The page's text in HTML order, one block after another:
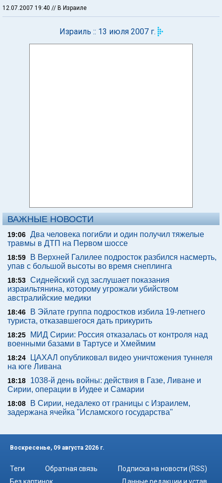
12.07.2007 19:40 // В Израиле
Израиль :: 13 июля 2007 г.
ВАЖНЫЕ НОВОСТИ
19:06 Два человека погибли и один получил тяжелые
травмы в ДТП на Первом шоссе
18:59
В Верхней Галилее подросток разбился насмерть,
упав с большой высоты во время снеплинга
18:53 Сиднейский суд заслушает показания
израильтянина, которому угрожали убийством
австралийские медики
18:46
В Эйлате группа подростков избила 19-летнего
туриста, отказавшегося дать прикурить
18:25
МИД Сирии: Россия отказалась от контроля над
военными базами в Тартусе и Хмеймим
18:24
ЦАХАЛ опубликовал видео уничтожения туннеля
на юге Ливана
18:18
1038-й день войны: действия в Газе, Ливане и
Сирии, операции в Иудее и Самарии
18:08
В Сирии, недалеко от границы с Израилем,
задержана ячейка "Исламского государства"
Воскресенье, 09 августа 2026 г.
Теги Обратная связь
Подписка на новости (RSS)